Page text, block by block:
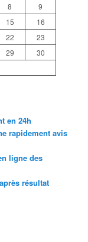
8
9
15
16
22
23
29
30
en 24h
rapidement avis
ligne des
résultat